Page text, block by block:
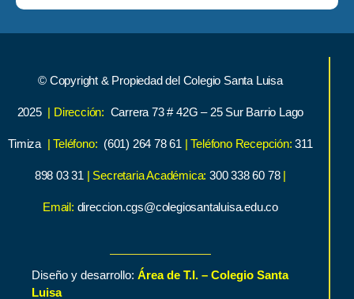
© Copyright & Propiedad del Colegio Santa Luisa
2025 | Dirección: Carrera 73 # 42G – 25 Sur Barrio Lago
Timiza | Teléfono: (601) 264 78 61 | Teléfono Recepción: 311
898 03 31 | Secretaria Académica:300 338 60 78 |
Email: direccion.cgs@colegiosantaluisa.edu.co
Diseño y desarrollo: Área de T.I. – Colegio Santa
Luisa